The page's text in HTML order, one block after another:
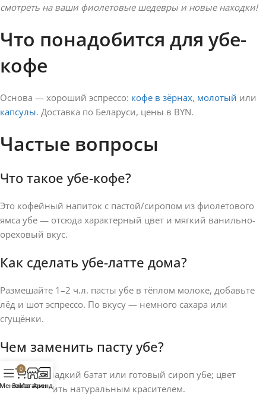
смотреть на ваши фиолетовые шедевры и новые находки!
Что понадобится для убе-
кофе
Основа — хороший эспрессо: кофе в зёрнах, молотый или
капсулы. Доставка по Беларуси, цены в BYN.
Частые вопросы
Что такое убе-кофе?
Это кофейный напиток с пастой/сиропом из фиолетового
ямса убе — отсюда характерный цвет и мягкий ванильно-
ореховый вкус.
Как сделать убе-латте дома?
Размешайте 1–2 ч.л. пасты убе в тёплом молоке, добавьте
лёд и шот эспрессо. По вкусу — немного сахара или
сгущёнки.
Чем заменить пасту убе?
Подойдёт сладкий батат или готовый сироп убе; цвет
можно усилить натуральным красителем.
Меню
0
Заказ
Магазин
Аренда